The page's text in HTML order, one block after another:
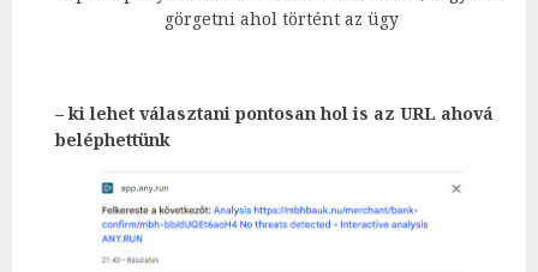
görgetni ahol történt az ügy
– ki lehet választani pontosan hol is az URL ahová
beléphettünk